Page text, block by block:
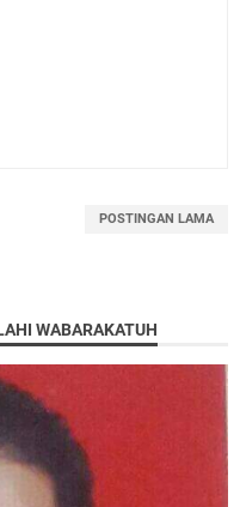
POSTINGAN LAMA
WABARAKATUH